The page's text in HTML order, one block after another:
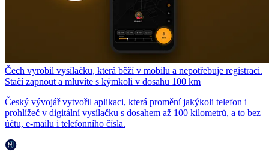
Čech vyrobil vysílačku, která běží v mobilu a nepotřebuje registraci.
Stačí zapnout a mluvíte s kýmkoli v dosahu 100 km
Český vývojář vytvořil aplikaci, která promění jakýkoli telefon i
prohlížeč v digitální vysílačku s dosahem až 100 kilometrů, a to bez
účtu, e-mailu i telefonního čísla.